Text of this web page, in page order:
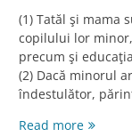
(1) Tatăl şi mama
copilului lor
precum şi
(2) Dacă minorul
îndestulător,
Read moreArt.